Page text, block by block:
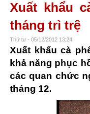
Xuất khẩu
tháng trì trệ
Thứ tư - 05/12/2012 13:24
Xuất khẩu cà
khả năng phục
các quan chức
tháng 12.